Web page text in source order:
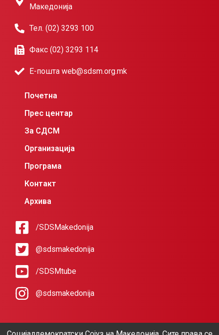
Македонија
Тел. (02) 3293 100
Факс (02) 3293 114
Е-пошта web@sdsm.org.mk
Почетна
Прес центар
За СДСМ
Организација
Програма
Контакт
Архива
/SDSMakedonija
@sdsmakedonija
/SDSMtube
@sdsmakedonija